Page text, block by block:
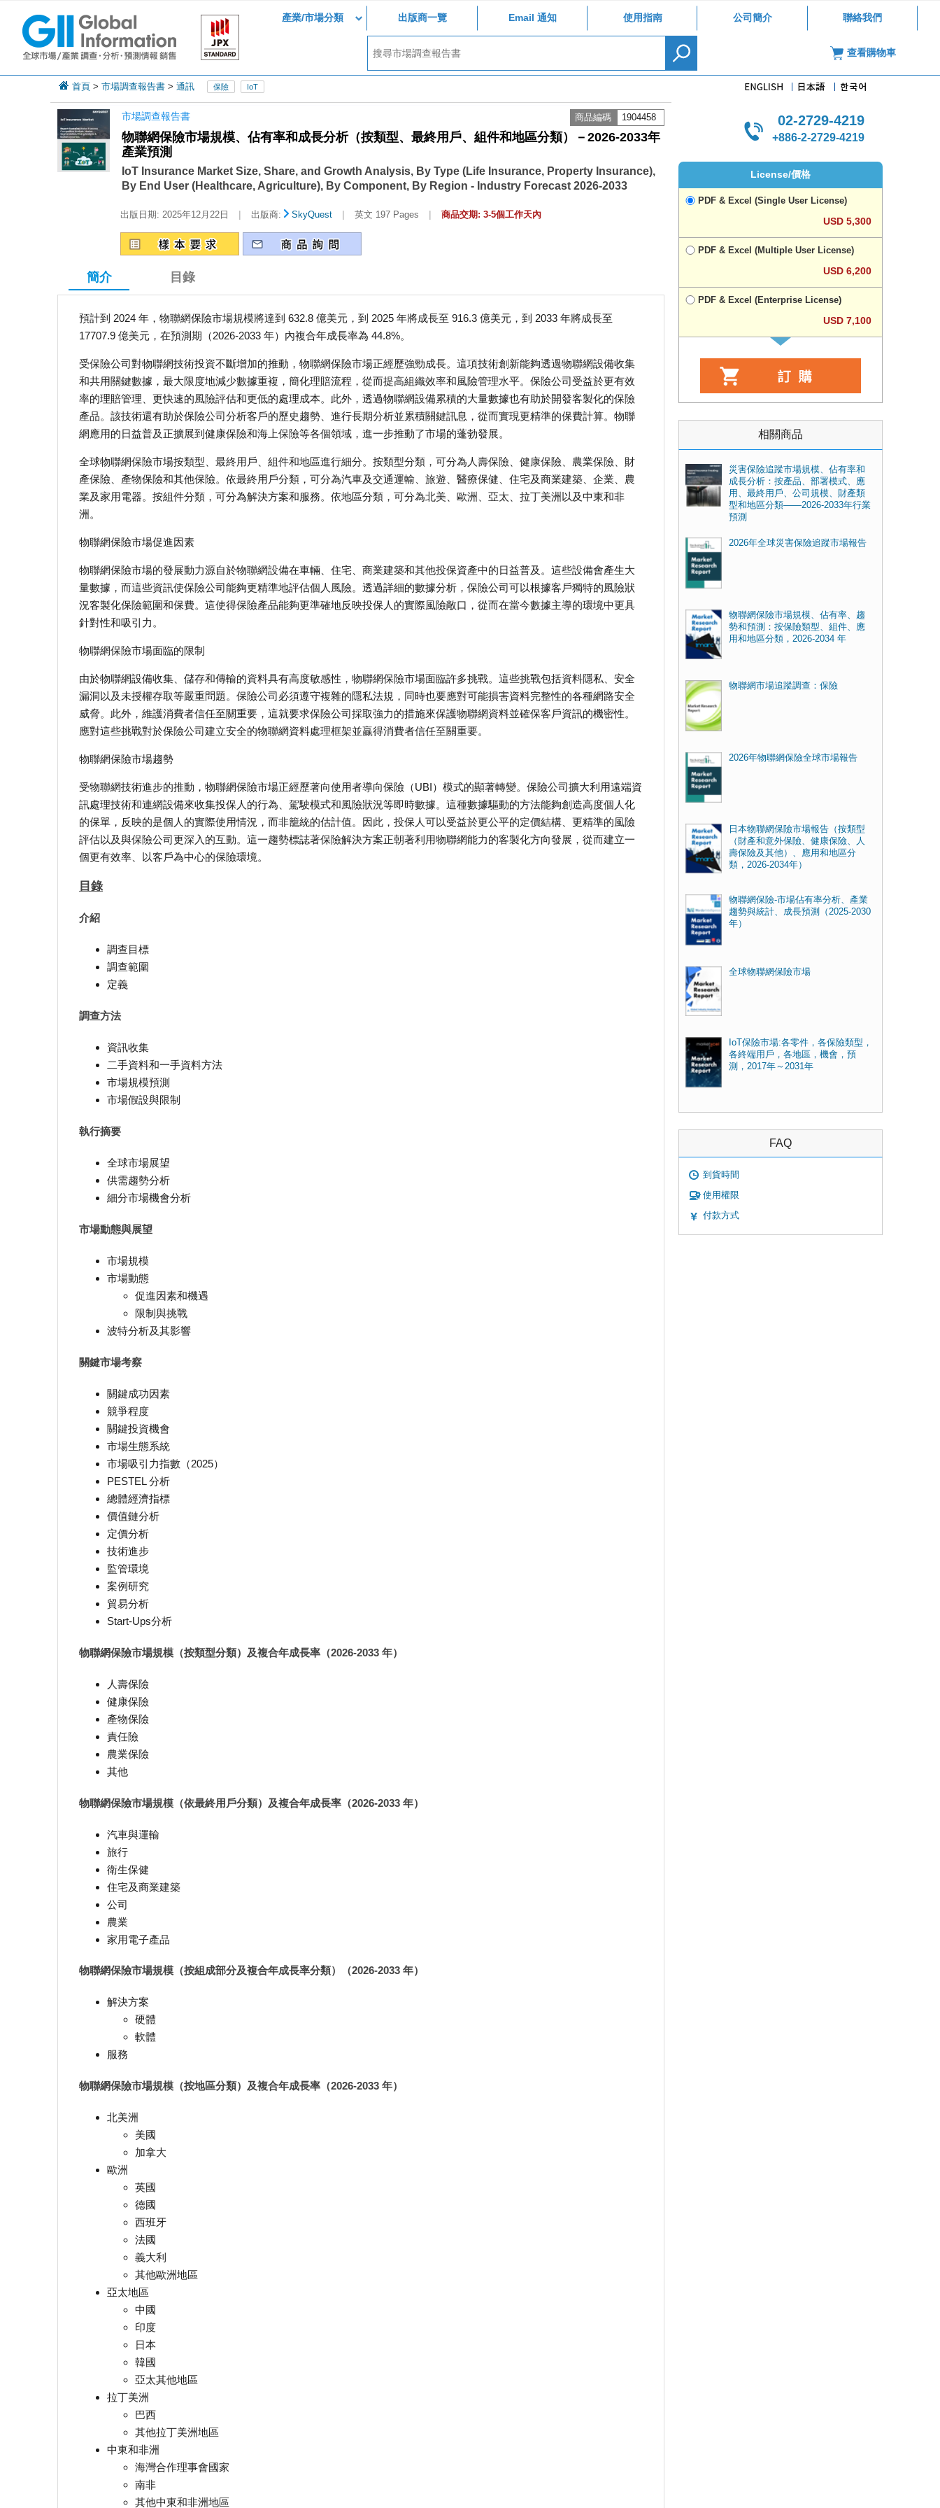
產業/市場分類 出版商一覽 Email 通知 使用指南 公司簡介 聯絡我們
查看購物車
首頁 > 市場調查報告書 > 通訊 保險 IoT
市場調查報告書 商品編碼 1904458
物聯網保險市場規模、佔有率和成長分析（按類型、最終用戶、組件和地區分類）－2026-2033年
產業預測
IoT Insurance Market Size, Share, and Growth Analysis, By Type (Life Insurance, Property Insurance),
By End User (Healthcare, Agriculture), By Component, By Region - Industry Forecast 2026-2033
出版日期: 2025年12月22日 | 出版商: SkyQuest | 英文 197 Pages | 商品交期: 3-5個工作天內
簡介 目錄
預計到 2024 年，物聯網保險市場規模將達到 632.8 億美元，到 2025 年將成長至 916.3 億美元，到 2033 年將成長至
17707.9 億美元，在預測期（2026-2033 年）內複合年成長率為 44.8%。
受保險公司對物聯網技術投資不斷增加的推動，物聯網保險市場正經歷強勁成長。這項技術創新能夠透過物聯網設備收集
和共用關鍵數據，最大限度地減少數據重複，簡化理賠流程，從而提高組織效率和風險管理水平。保險公司受益於更有效
率的理賠管理、更快速的風險評估和更低的處理成本。此外，透過物聯網設備累積的大量數據也有助於開發客製化的保險
產品。該技術還有助於保險公司分析客戶的歷史趨勢、進行長期分析並累積關鍵訊息，從而實現更精準的保費計算。物聯
網應用的日益普及正擴展到健康保險和海上保險等各個領域，進一步推動了市場的蓬勃發展。
全球物聯網保險市場按類型、最終用戶、組件和地區進行細分。按類型分類，可分為人壽保險、健康保險、農業保險、財
產保險、產物保險和其他保險。依最終用戶分類，可分為汽車及交通運輸、旅遊、醫療保健、住宅及商業建築、企業、農
業及家用電器。按組件分類，可分為解決方案和服務。依地區分類，可分為北美、歐洲、亞太、拉丁美洲以及中東和非
洲。
物聯網保險市場促進因素
物聯網保險市場的發展動力源自於物聯網設備在車輛、住宅、商業建築和其他投保資產中的日益普及。這些設備會產生大
量數據，而這些資訊使保險公司能夠更精準地評估個人風險。透過詳細的數據分析，保險公司可以根據客戶獨特的風險狀
況客製化保險範圍和保費。這使得保險產品能夠更準確地反映投保人的實際風險敞口，從而在當今數據主導的環境中更具
針對性和吸引力。
物聯網保險市場面臨的限制
由於物聯網設備收集、儲存和傳輸的資料具有高度敏感性，物聯網保險市場面臨許多挑戰。這些挑戰包括資料隱私、安全
漏洞以及未授權存取等嚴重問題。保險公司必須遵守複雜的隱私法規，同時也要應對可能​​損害資料完整性的各種網路安全
威脅。此外，維護消費者信任至關重要，這就要求保險公司採取強力的措施來保護物聯網資料並確保客戶資訊的機密性。
應對這些挑戰對於保險公司建立安全的物聯網資料處理框架並贏得消費者信任至關重要。
物聯網保險市場趨勢
受物聯網技術進步的推動，物聯網保險市場正經歷著向使用者導向保險（UBI）模式的顯著轉變。保險公司擴大利用遠端資
訊處理技術和連網設備來收集投保人的行為、駕駛模式和風險狀況等即時數據。這種數據驅動的方法能夠創造高度個人化
的保單，反映的是個人的實際使用情況，而非籠統的估計值。因此，投保人可以受益於更公平的定價結構、更精準的風險
評估以及與保險公司更深入的互動。這一趨勢標誌著保險解決方案正朝著利用物聯網能力的客製化方向發展，從而建立一
個更有效率、以客戶為中心的保險環境。
目錄
介紹
調查目標
調查範圍
定義
調查方法
資訊收集
二手資料和一手資料方法
市場規模預測
市場假設與限制
執行摘要
全球市場展望
供需趨勢分析
細分市場機會分析
市場動態與展望
市場規模
市場動態
促進因素和機遇
限制與挑戰
波特分析及其影響
關鍵市場考察
關鍵成功因素
競爭程度
關鍵投資機會
市場生態系統
市場吸引力指數（2025）
PESTEL 分析
總體經濟指標
價值鏈分析
定價分析
技術進步
監管環境
案例研究
貿易分析
Start-Ups分析
物聯網保險市場規模（按類型分類）及複合年成長率（2026-2033 年）
人壽保險
健康保險
產物保險
責任險
農業保險
其他
物聯網保險市場規模（依最終用戶分類）及複合年成長率（2026-2033 年）
汽車與運輸
旅行
衛生保健
住宅及商業建築
公司
農業
家用電子產品
物聯網保險市場規模（按組成部分及複合年成長率分類）（2026-2033 年）
解決方案
硬體
軟體
服務
物聯網保險市場規模（按地區分類）及複合年成長率（2026-2033 年）
北美洲
美國
加拿大
歐洲
英國
德國
西班牙
法國
義大利
其他歐洲地區
亞太地區
中國
印度
日本
韓國
亞太其他地區
拉丁美洲
巴西
其他拉丁美洲地區
中東和非洲
海灣合作理事會國家
南非
其他中東和非洲地區
02-2729-4219
+886-2-2729-4219
License/價格
PDF & Excel (Single User License)
USD 5,300
PDF & Excel (Multiple User License)
USD 6,200
PDF & Excel (Enterprise License)
USD 7,100
相關商品
災害保險追蹤市場規模、佔有率和
成長分析：按產品、部署模式、應
用、最終用戶、公司規模、財產類
型和地區分類——2026-2033年行業
預測
2026年全球災害保險追蹤市場報告
物聯網保險市場規模、佔有率、趨
勢和預測：按保險類型、組件、應
用和地區分類，2026-2034 年
物聯網市場追蹤調查：保險
2026年物聯網保險全球市場報告
日本物聯網保險市場報告（按類型
（財產和意外保險、健康保險、人
壽保險及其他）、應用和地區分
類，2026-2034年）
物聯網保險-市場佔有率分析、產業
趨勢與統計、成長預測（2025-2030
年）
全球物聯網保險市場
IoT保險市場:各零件，各保險類型，
各終端用戶，各地區，機會，預
測，2017年～2031年
FAQ
到貨時間
使用權限
付款方式